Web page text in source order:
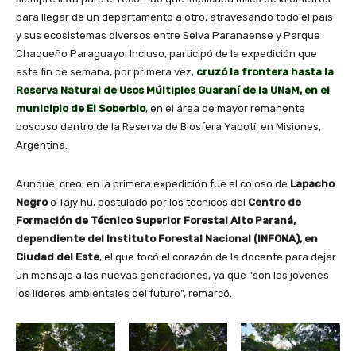
para llegar de un departamento a otro, atravesando todo el país
y sus ecosistemas diversos entre Selva Paranaense y Parque
Chaqueño Paraguayo. Incluso, participó de la expedición que
este fin de semana, por primera vez, cruzó la frontera hasta la
Reserva Natural de Usos Múltiples Guaraní de la UNaM, en el
municipio de El Soberbio, en el área de mayor remanente
boscoso dentro de la Reserva de Biosfera Yabotí, en Misiones,
Argentina.
Aunque, creo, en la primera expedición fue el coloso de Lapacho
Negroo Tajy hu, postulado por los técnicos del Centro de
Formación de Técnico Superior Forestal Alto Paraná,
dependiente del Instituto Forestal Nacional (INFONA), en
Ciudad del Este, el que tocó el corazón de la docente para dejar
un mensaje a las nuevas generaciones, ya que “son los jóvenes
los líderes ambientales del futuro”, remarcó.